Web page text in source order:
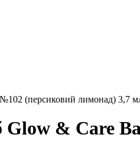
(персиковий лимонад) 3,7
Glow & Сare